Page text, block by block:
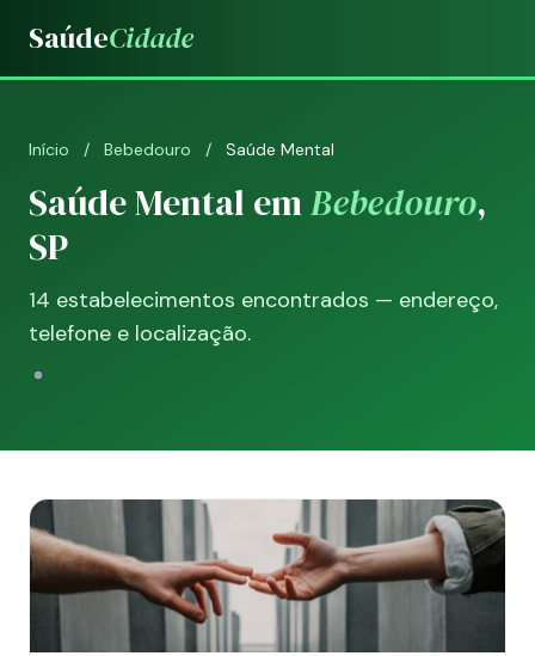
SaúdeCidade
Início / Bebedouro / Saúde Mental
Saúde Mental emBebedouro,
SP
14 estabelecimentos encontrados — endereço,
telefone e localização.